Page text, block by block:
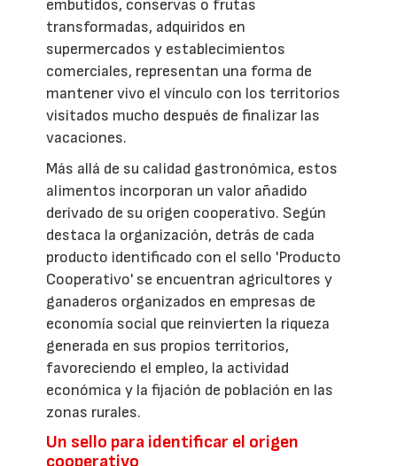
embutidos, conservas o frutas
transformadas, adquiridos en
supermercados y establecimientos
comerciales, representan una forma de
mantener vivo el vínculo con los territorios
visitados mucho después de finalizar las
vacaciones.
Más allá de su calidad gastronómica, estos
alimentos incorporan un valor añadido
derivado de su origen cooperativo. Según
destaca la organización, detrás de cada
producto identificado con el sello 'Producto
Cooperativo' se encuentran agricultores y
ganaderos organizados en empresas de
economía social que reinvierten la riqueza
generada en sus propios territorios,
favoreciendo el empleo, la actividad
económica y la fijación de población en las
zonas rurales.
Un sello para identificar el origen
cooperativo